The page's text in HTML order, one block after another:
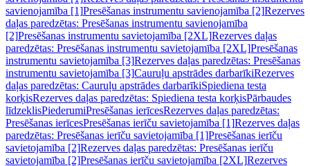
savienojamība [1]Presēšanas instrumentu savienojamība [2]Rezerves
daļas paredzētas: Presēšanas instrumentu savienojamība
[2]Presēšanas instrumentu savietojamība [2XL]Rezerves daļas
paredzētas: Presēšanas instrumentu savietojamība [2XL]Presēšanas
instrumentu savietojamība [3]Rezerves daļas paredzētas: Presēšanas
instrumentu savietojamība [3]Cauruļu apstrādes darbarīkiRezerves
daļas paredzētas: Cauruļu apstrādes darbarīkiSpiediena testa
korķisRezerves daļas paredzētas: Spiediena testa korķisPārbaudes
līdzeklisPiederumiPresēšanas ierīcesRezerves daļas paredzētas:
Presēšanas ierīcesPresēšanas ierīču savietojamība [1]Rezerves daļas
paredzētas: Presēšanas ierīču savietojamība [1]Presēšanas ierīču
savietojamība [2]Rezerves daļas paredzētas: Presēšanas ierīču
savietojamība [2]Presēšanas ierīču savietojamība [2XL]Rezerves